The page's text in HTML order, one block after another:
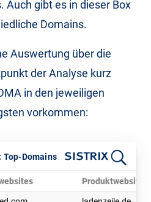
Auch gibt es in dieser Box
Domains.
Auswertung über die
der Analyse kurz
in den jeweiligen
vorkommen:
Top-Domains
Produktwebsites